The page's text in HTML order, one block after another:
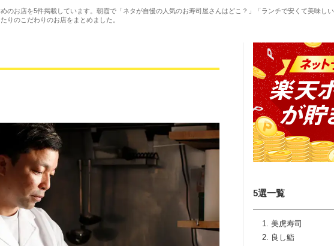
のお店を5件掲載しています。朝霞で「ネタが自慢の人気のお寿司屋さんはどこ？」「ランチで安くて美味しい
りのこだわりのお店をまとめました。
5選一覧
美虎寿司
良し鮨